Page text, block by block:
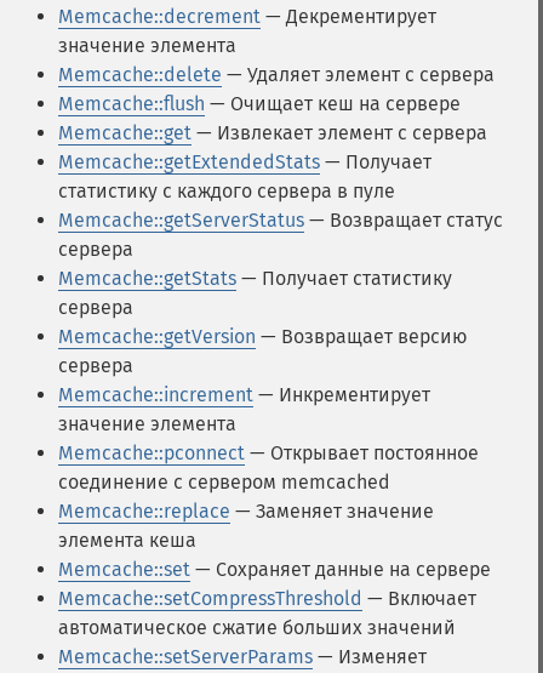
Memcache::decrement — Декрементирует
значение элемента
Memcache::delete — Удаляет элемент с сервера
Memcache::flush — Очищает кеш на сервере
Memcache::get — Извлекает элемент с сервера
Memcache::getExtendedStats — Получает
статистику с каждого сервера в пуле
Memcache::getServerStatus — Возвращает статус
сервера
Memcache::getStats — Получает статистику
сервера
Memcache::getVersion — Возвращает версию
сервера
Memcache::increment — Инкрементирует
значение элемента
Memcache::pconnect — Открывает постоянное
соединение с сервером memcached
Memcache::replace — Заменяет значение
элемента кеша
Memcache::set — Сохраняет данные на сервере
Memcache::setCompressThreshold — Включает
автоматическое сжатие больших значений
Memcache::setServerParams — Изменяет